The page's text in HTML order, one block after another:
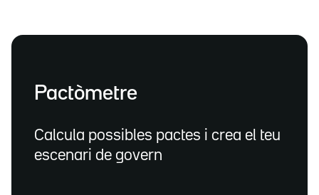
Pactòmetre
Calcula possibles pactes i crea el teu
escenari de govern